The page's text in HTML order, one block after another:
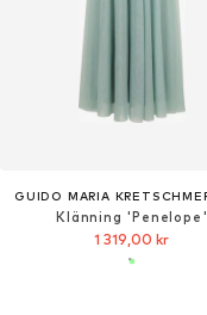
Klänning 'Penelope'
1 319,00 kr